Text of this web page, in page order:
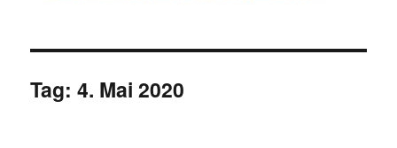
Tag:4. Mai 2020